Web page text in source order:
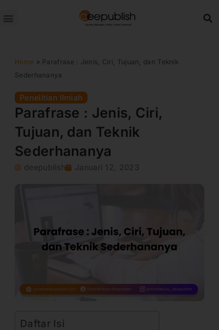
ke
Home » Parafrase : Jenis, Ciri, Tujuan, dan Teknik
Sederhananya
Penelitian Ilmiah
Parafrase : Jenis, Ciri,
Tujuan, dan Teknik
Sederhananya
deepublish Januari 12, 2023
Daftar Isi